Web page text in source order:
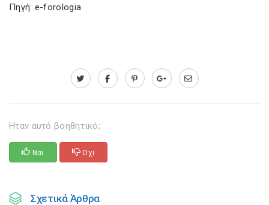
Πηγή: e-forologia
Ηταν αυτό βοηθητικό;
Ναι Οχι
Σχετικά Άρθρα